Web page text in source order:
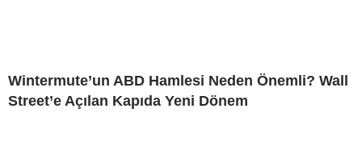
Wintermute’un ABD Hamlesi Neden Önemli? Wall
Street’e Açılan Kapıda Yeni Dönem